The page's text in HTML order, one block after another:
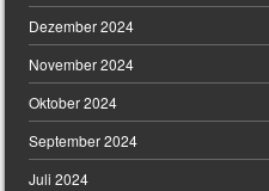
Dezember 2024
November 2024
Oktober 2024
September 2024
Juli 2024